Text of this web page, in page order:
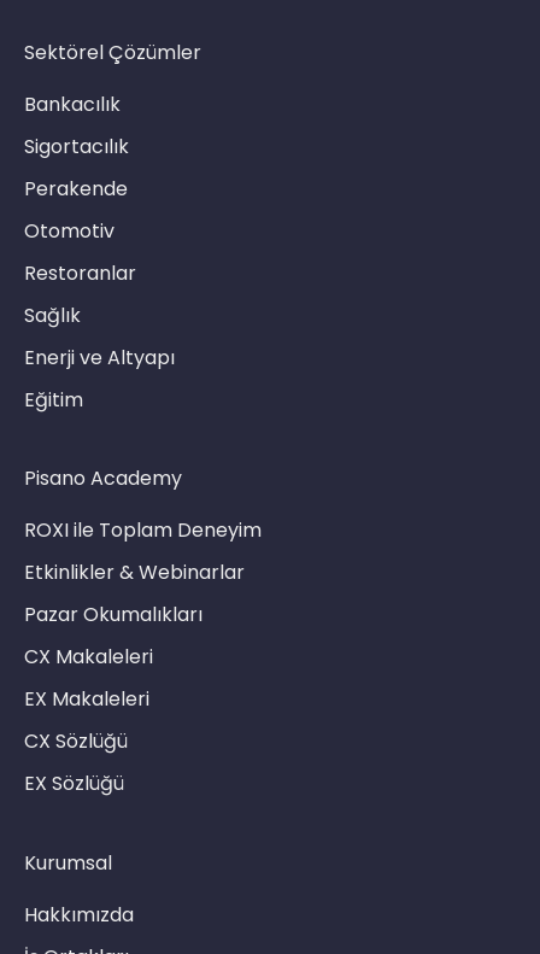
Sektörel Çözümler
Bankacılık
Sigortacılık
Perakende
Otomotiv
Restoranlar
Sağlık
Enerji ve Altyapı
Eğitim
Pisano Academy
ROXI ile Toplam Deneyim
Etkinlikler & Webinarlar
Pazar Okumalıkları
CX Makaleleri
EX Makaleleri
CX Sözlüğü
EX Sözlüğü
Kurumsal
Hakkımızda